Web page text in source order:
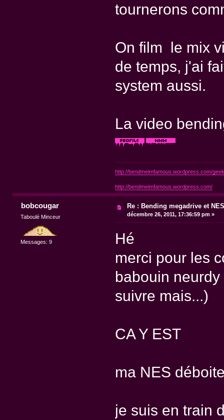
tournerons
On film le mix
de temps, j'ai
system aussi.
La video
http://bendmeimfamous.wordpress.com/
http://bendmeimfamous.wordpress.com/
bobcougar
Taboulé Minceur
Messages: 9
Re : Bending megadrive et
décembre 26, 2011, 17:36:59 pm »
Hé
merci pour les
babouin
suivre mais...)
CA Y EST
ma NES
je suis en train